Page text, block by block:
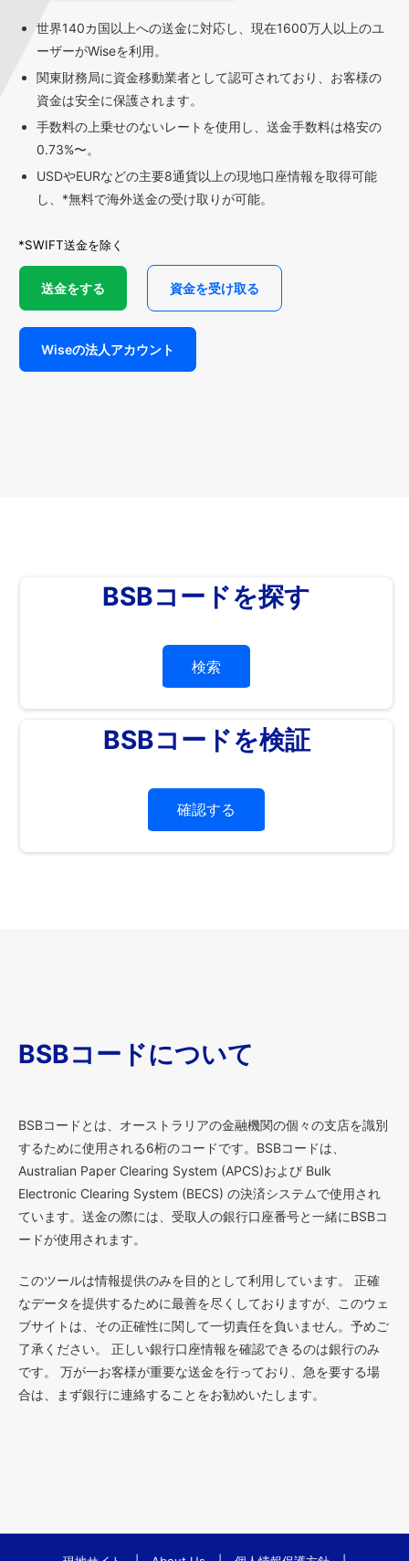
世界140カ国以上への送金に対応し、現在1600万人以上のユ
ーザーがWiseを利用。
関東財務局に資金移動業者として認可されており、お客様の
資金は安全に保護されます。
手数料の上乗せのないレートを使用し、送金手数料は格安の
0.73%〜。
USDやEURなどの主要8通貨以上の現地口座情報を取得可能
し、*無料で海外送金の受け取りが可能。
*SWIFT送金を除く
送金をする 資金を受け取る
Wiseの法人アカウント
BSBコードを探す
検索
BSBコードを検証
確認する
BSBコードについて
BSBコードとは、オーストラリアの金融機関の個々の支店を識別
するために使用される6桁のコードです。BSBコードは、
Australian Paper Clearing System (APCS)および Bulk
Electronic Clearing System (BECS) の決済システムで使用され
ています。送金の際には、受取人の銀行口座番号と一緒にBSBコ
ードが使用されます。
このツールは情報提供のみを目的として利用しています。 正確
なデータを提供するために最善を尽くしておりますが、このウェ
ブサイトは、その正確性に関して一切責任を負いません。予めご
了承ください。 正しい銀行口座情報を確認できるのは銀行のみ
です。 万が一お客様が重要な送金を行っており、急を要する場
合は、まず銀行に連絡することをお勧めいたします。